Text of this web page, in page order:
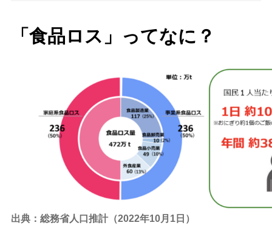
「食品ロス」ってなに？
出典：総務省人口推計（2022年10月1日）